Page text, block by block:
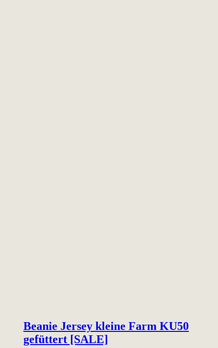
Beanie Jersey kleine Farm KU50
gefüttert [SALE]